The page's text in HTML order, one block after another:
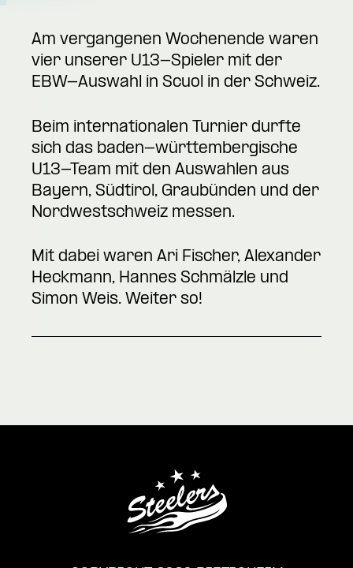
Am vergangenen Wochenende waren
vier unserer U13-Spieler mit der
EBW-Auswahl in Scuol in der Schweiz.
Beim internationalen Turnier durfte
sich das baden-württembergische
U13-Team mit den Auswahlen aus
Bayern, Südtirol, Graubünden und der
Nordwestschweiz messen.
Mit dabei waren Ari Fischer, Alexander
Heckmann, Hannes Schmälzle und
Simon Weis. Weiter so!